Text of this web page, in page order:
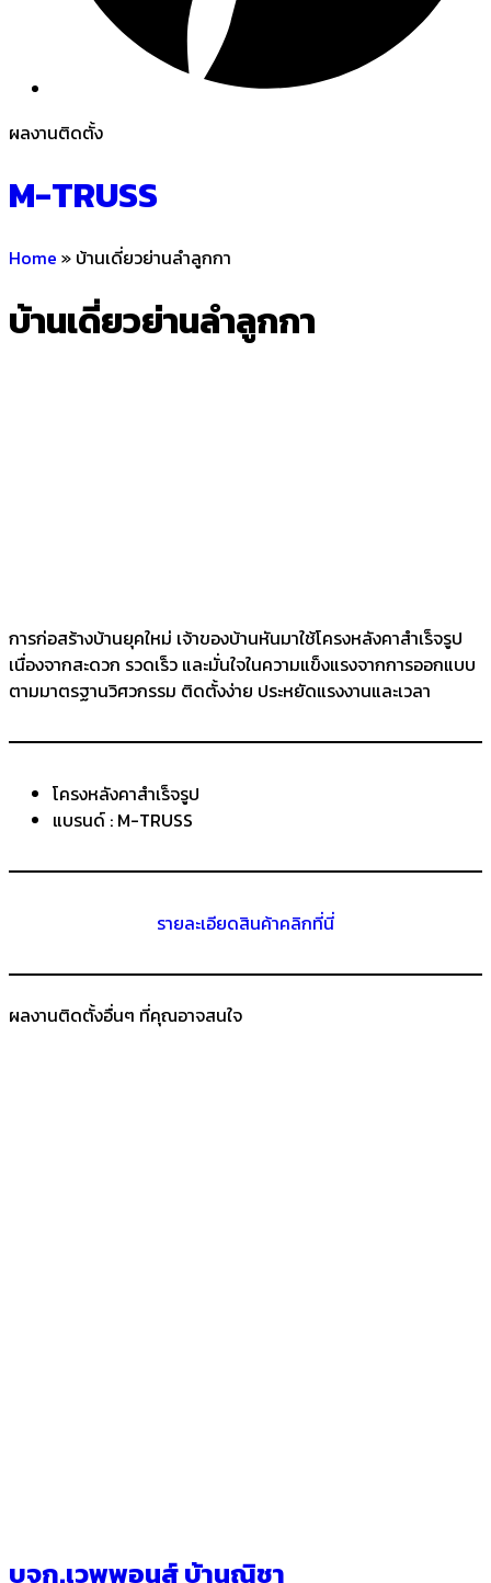
ผลงานติดตั้ง
M-TRUSS
Home » บ้านเดี่ยวย่านลำลูกกา
บ้านเดี่ยวย่านลำลูกกา
การก่อสร้างบ้านยุคใหม่ เจ้าของบ้านหันมาใช้โครงหลังคาสำเร็จรูป
เนื่องจากสะดวก รวดเร็ว และมั่นใจในความแข็งแรงจากการออกแบบ
ตามมาตรฐานวิศวกรรม ติดตั้งง่าย ประหยัดแรงงานและเวลา
โครงหลังคาสำเร็จรูป
แบรนด์ : M-TRUSS
รายละเอียดสินค้าคลิกที่นี่
ผลงานติดตั้งอื่นๆ ที่คุณอาจสนใจ
บจก.เวพพอนส์ บ้านณิชา